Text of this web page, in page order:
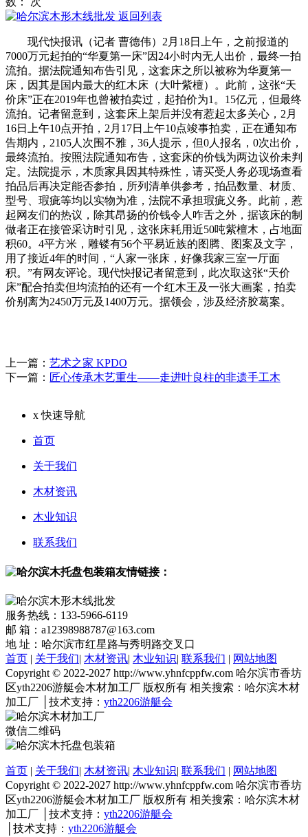
返回列表
现代快报讯（记者 曹德伟）2月18日上午，之前报道的
7000万元起拍的“华夏第一床”因24小时内无人出价，最终一拍
流拍。据法院通知布告引见，这套床之所以被称为华夏第一
床，因其是国内最大的红木床（大叶紫檀）。此前，这张“天
价床”正在2019年也曾被拍卖过，起拍价为1。15亿元，但最终
流拍。记者留意到，这套床上架后并没有惹起太多关心，2月
16日上午10点开拍，2月17日上午10点竣事拍卖，正在通知布
告期内，2105人次围不雅，36人提示，但0人报名，0次出价，
最终流拍。按照法院通知布告，这套床的价钱为两边议价未判
定。法院提示，木质家具因其特殊性，请买受人务必现场查看
拍品后再决定能否参拍，所列清单供参考，拍品数量、材质、
型号、瑕疵等均以实物为准，法院不承担瑕疵义务。此前，惹
起网友们的热议，除其昂扬的价钱令人咋舌之外，据该床的制
做者正在接管采访时引见，这张床耗用近50吨紫檀木，占地面
积60。4平方米，雕镂有56个平易近族的图腾、图案及文字，
用了接近4年的时间，“人家一张床，好像我家三室一厅面
积。”有网友评论。现代快报记者留意到，此次取这张“天价
床”配合拍卖但均流拍的还有一个红木王及一张大画案，拍卖
价别离为2450万元及1400万元。据领会，涉及经济胶葛案。
上一篇： 艺术之家 KPDO
下一篇： 匠心传承木艺重生——走进叶良柱的非遗手工木
x快速导航
首页
关于我们
木材资讯
木业知识
联系我们
友情链接：
服务热线：133-5966-6119
邮 箱：a12398988787@163.com
地 址：哈尔滨市红星路与秀明路交叉口
首页 | 关于我们| 木材资讯| 木业知识| 联系我们 | 网站地图
Copyright © 2022-2027 http://www.yhnfcppfw.com 哈尔滨市香坊
区yth2206游艇会木材加工厂 版权所有 相关搜索：哈尔滨木材
加工厂 │技术支持： yth2206游艇会
微信二维码
首页 | 关于我们| 木材资讯| 木业知识| 联系我们 | 网站地图
Copyright © 2022-2027 http://www.yhnfcppfw.com 哈尔滨市香坊
区yth2206游艇会木材加工厂 版权所有 相关搜索：哈尔滨木材
加工厂 │技术支持： yth2206游艇会
│技术支持： yth2206游艇会